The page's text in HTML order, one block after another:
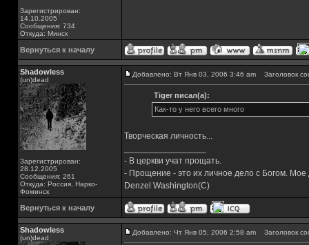
Зарегистрирован:
14.10.2005
Сообщения: 734
Откуда: Минск
Вернуться к началу
Shadowless
(un)dead
Зарегистрирован:
28.12.2005
Сообщения: 261
Откуда: Россия, Нарко-
Фоминск
Добавлено: Вт Янв 03, 2006 3:46 am Заголовок
Tiger писал(а):
Как-то у него всего много
Творческая личность...
- В церкви учат прощать.
- Прощение - это их личное дело с Богом. Мое
Denzel Washington(C)
Вернуться к началу
Shadowless
(un)dead
Добавлено: Чт Янв 05, 2006 2:58 am Заголовок